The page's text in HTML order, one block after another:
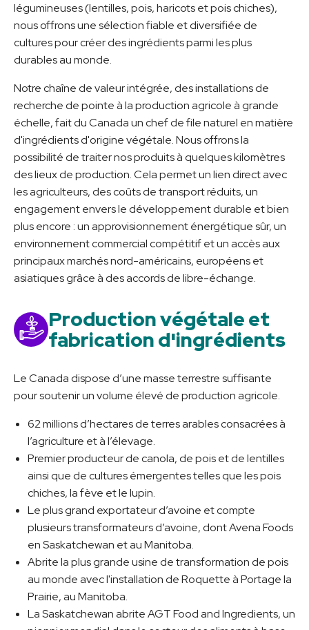
légumineuses (lentilles, pois, haricots et pois chiches),
nous offrons une sélection fiable et diversifiée de
cultures pour créer des ingrédients parmi les plus
durables au monde.
Notre chaîne de valeur intégrée, des installations de
recherche de pointe à la production agricole à grande
échelle, fait du Canada un chef de file naturel en matière
d'ingrédients d'origine végétale. Nous offrons la
possibilité de traiter nos produits à quelques kilomètres
des lieux de production. Cela permet un lien direct avec
les agriculteurs, des coûts de transport réduits, un
engagement envers le développement durable et bien
plus encore : un approvisionnement énergétique sûr, un
environnement commercial compétitif et un accès aux
principaux marchés nord-américains, européens et
asiatiques grâce à des accords de libre-échange.
Production végétale et
fabrication d'ingrédients
Le Canada dispose d’une masse terrestre suffisante
pour soutenir un volume élevé de production agricole.
62 millions d’hectares de terres arables consacrées à
l’agriculture et à l’élevage.
Premier producteur de canola, de pois et de lentilles
ainsi que de cultures émergentes telles que les pois
chiches, la fève et le lupin.
Le plus grand exportateur d’avoine et compte
plusieurs transformateurs d’avoine, dont Avena Foods
en Saskatchewan et au Manitoba.
Abrite la plus grande usine de transformation de pois
au monde avec l'installation de Roquette à Portage la
Prairie, au Manitoba.
La Saskatchewan abrite AGT Food and Ingredients, un